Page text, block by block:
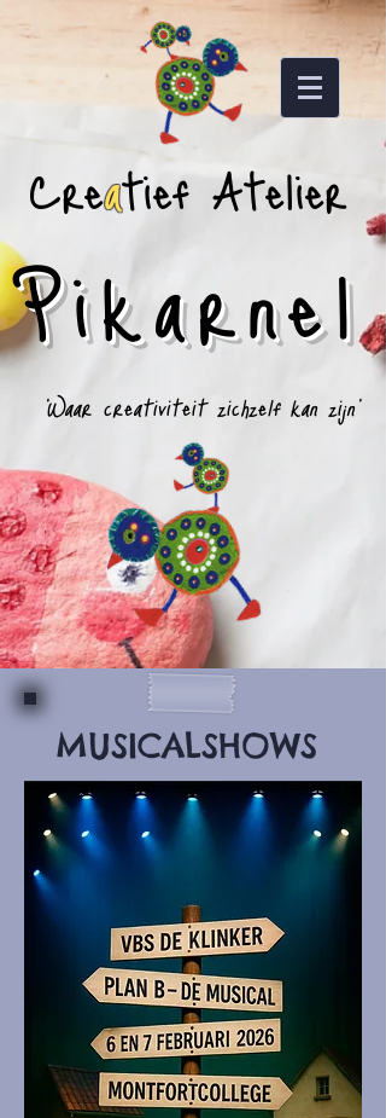
Pikarnel
Creatief Atelier
'Waar creativiteit zichzelf kan zijn'
MUSICALSHOWS